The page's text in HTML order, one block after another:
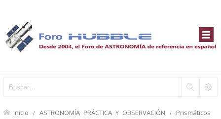
Inicio ASTRONOMÍA PRÁCTICA Y OBSERVACIÓN Prismáticos